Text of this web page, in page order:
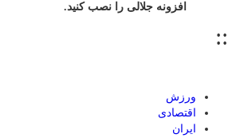
افزونه جلالی را نصب کنید.
::
ورزش
اقتصادی
ایران